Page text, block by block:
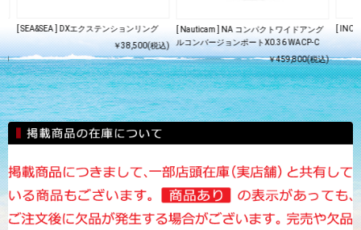
)
[ SEA&SEA ] DXエクステンションリング
￥38,500(税込)
[ Nauticam ] NA コンパクトワイドアング
ルコンバージョンポートX0.36 WACP-C
￥459,800(税込)
[